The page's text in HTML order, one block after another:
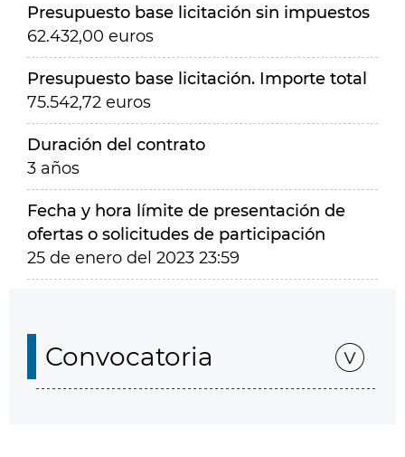
Presupuesto base licitación sin impuestos
62.432,00 euros
Presupuesto base licitación. Importe total
75.542,72 euros
Duración del contrato
3 años
Fecha y hora límite de presentación de
ofertas o solicitudes de participación
25 de enero del 2023 23:59
Convocatoria